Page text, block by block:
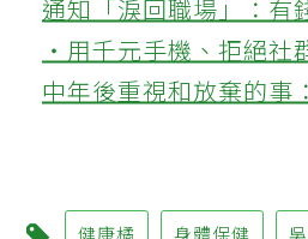
通知「淚回職場」：有
‧用千元手機、拒絕社
中年後重視和放棄的事
健康橘 身體保健